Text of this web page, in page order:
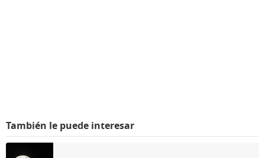
También le puede interesar